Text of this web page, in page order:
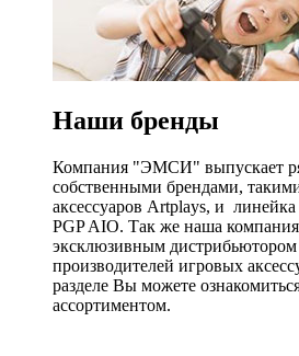
Наши бренды
Компания "ЭМСИ" выпускает
собственными брендами,
аксессуаров Artplays, и
PGP AIO. Так же наша компания
эксклюзивным
производителей игровых
разделе Вы можете
ассортиментом.